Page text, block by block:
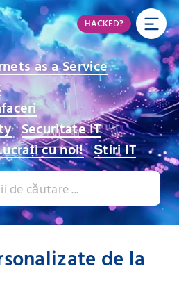
HACKED?
as a Service
Securitate IT
cu noi! Știri IT
de la